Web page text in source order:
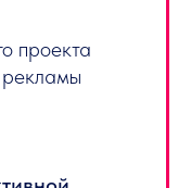
проекта
рекламы